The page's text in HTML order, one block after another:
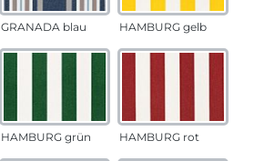
GRANADA blau HAMBURG gelb
HAMBURG grün HAMBURG rot